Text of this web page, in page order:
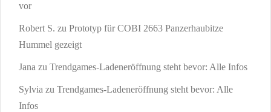
vor
Robert S. zu Prototyp für COBI 2663 Panzerhaubitze
Hummel gezeigt
Jana zu Trendgames-Ladeneröffnung steht bevor: Alle Infos
Sylvia zu Trendgames-Ladeneröffnung steht bevor: Alle
Infos